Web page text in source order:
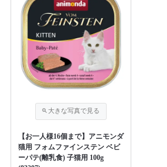
【お一人様16個まで】アニモンダ
猫用 フォムファインステン ベビ
ーパテ(離乳食) 子猫用 100g